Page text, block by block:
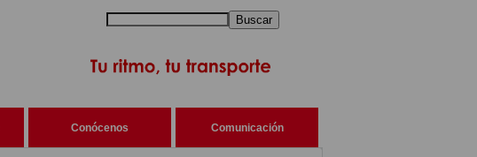
Buscar
Conócenos Comunicación